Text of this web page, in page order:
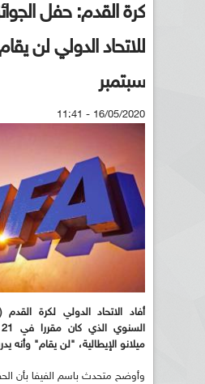
كرة القدم: حفل
سبتمبر
16/05/2020 - 11:41
أفاد الاتحاد الدولي لكرة القدم
ميلانو الإيطالية، "لن يقام" وأنه
وأوضح متحدث باسم الفيفا بأن